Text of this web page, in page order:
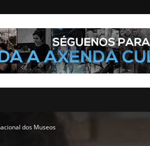
dos Museos